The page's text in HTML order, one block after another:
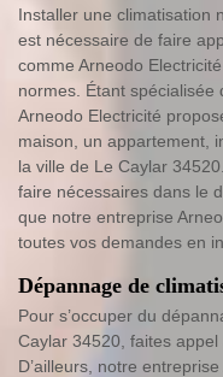
Installer une climatisation
est nécessaire de faire
comme Arneodo
normes. Étant
Arneodo Electricité
maison, un appartement,
la ville de Le Caylar
faire nécessaires dans le
que notre entreprise
toutes vos demandes en
Dépannage de
Pour s’occuper du
Caylar 34520, faites appel
D’ailleurs, notre